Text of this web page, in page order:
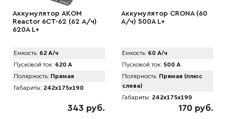
Аккумулятор AКOM
Reactor 6CT-62 (62 А/ч)
620A L+
Емкость: 62 А/ч
Пусковой ток: 620 А
Полярность: Прямая
Габариты: 242x175x190
343 руб.
Аккумулятор CRONA (60
А/ч) 500A L+
Емкость: 60 А/ч
Пусковой ток: 500 А
Полярность: Прямая (плюс
слева)
Габариты: 242x175x190
170 руб.